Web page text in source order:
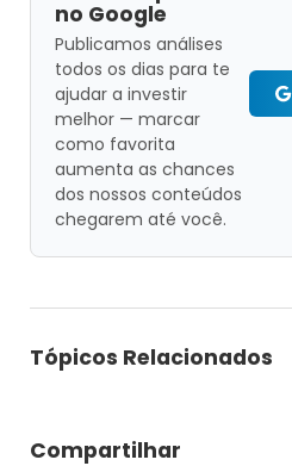
no Google
Publicamos análises
todos os dias para te
ajudar a investir
melhor — marcar
como favorita
aumenta as chances
dos nossos conteúdos
chegarem até você.
Tópicos Relacionados
Compartilhar